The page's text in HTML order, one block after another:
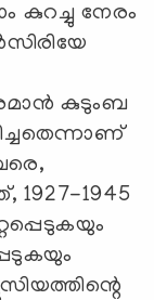
കുറച്ചു നേരം
കുടുംബ
1945